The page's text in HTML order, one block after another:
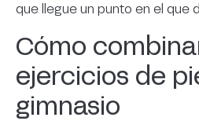
que llegue un punto en el que
Cómo
ejercicios de
gimnasio